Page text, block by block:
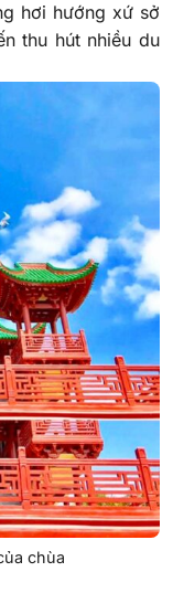
hơi hướng xứ sở
thu hút nhiều du
chùa